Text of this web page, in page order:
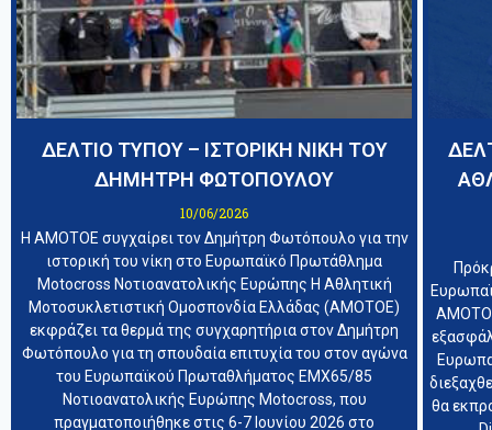
ΔΕΛΤΙΟ ΤΥΠΟΥ – ΙΣΤΟΡΙΚΗ ΝΙΚΗ ΤΟΥ
ΔΗΜΗΤΡΗ ΦΩΤΟΠΟΥΛΟΥ
10/06/2026
Η ΑΜΟΤΟΕ συγχαίρει τον Δημήτρη Φωτόπουλο για την
ιστορική του νίκη στο Ευρωπαϊκό Πρωτάθλημα
Motocross Νοτιοανατολικής Ευρώπης Η Αθλητική
Μοτοσυκλετιστική Ομοσπονδία Ελλάδας (ΑΜΟΤΟΕ)
εκφράζει τα θερμά της συγχαρητήρια στον Δημήτρη
Φωτόπουλο για τη σπουδαία επιτυχία του στον αγώνα
του Ευρωπαϊκού Πρωταθλήματος EMX65/85
Νοτιοανατολικής Ευρώπης Motocross, που
πραγματοποιήθηκε στις 6-7 Ιουνίου 2026 στο
ΑΜΟΤΟΕ
θα